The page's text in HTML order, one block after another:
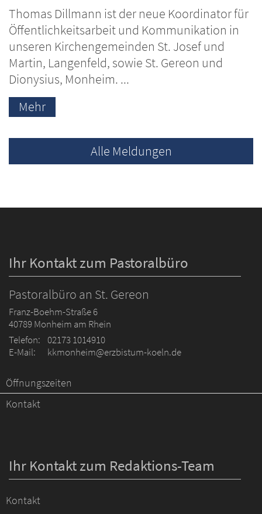
Thomas Dillmann ist der neue Koordinator für
Öffentlichkeitsarbeit und Kommunikation in
unseren Kirchengemeinden St. Josef und
Martin, Langenfeld, sowie St. Gereon und
Dionysius, Monheim. ...
Mehr
Alle Meldungen
Ihr Kontakt zum Pastoralbüro
Pastoralbüro an St. Gereon
Franz-Boehm-Straße 6
40789Monheim am Rhein
Telefon: 02173 1014910
E-Mail:
kkmonheim@erzbistum-koeln.de
Öffnungszeiten
Kontakt
Ihr Kontakt zum Redaktions-Team
Kontakt